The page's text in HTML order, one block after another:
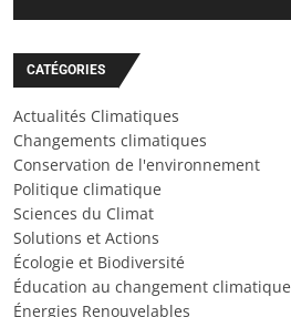
CATÉGORIES
Actualités Climatiques
Changements climatiques
Conservation de l'environnement
Politique climatique
Sciences du Climat
Solutions et Actions
Écologie et Biodiversité
Éducation au changement climatique
Énergies Renouvelables